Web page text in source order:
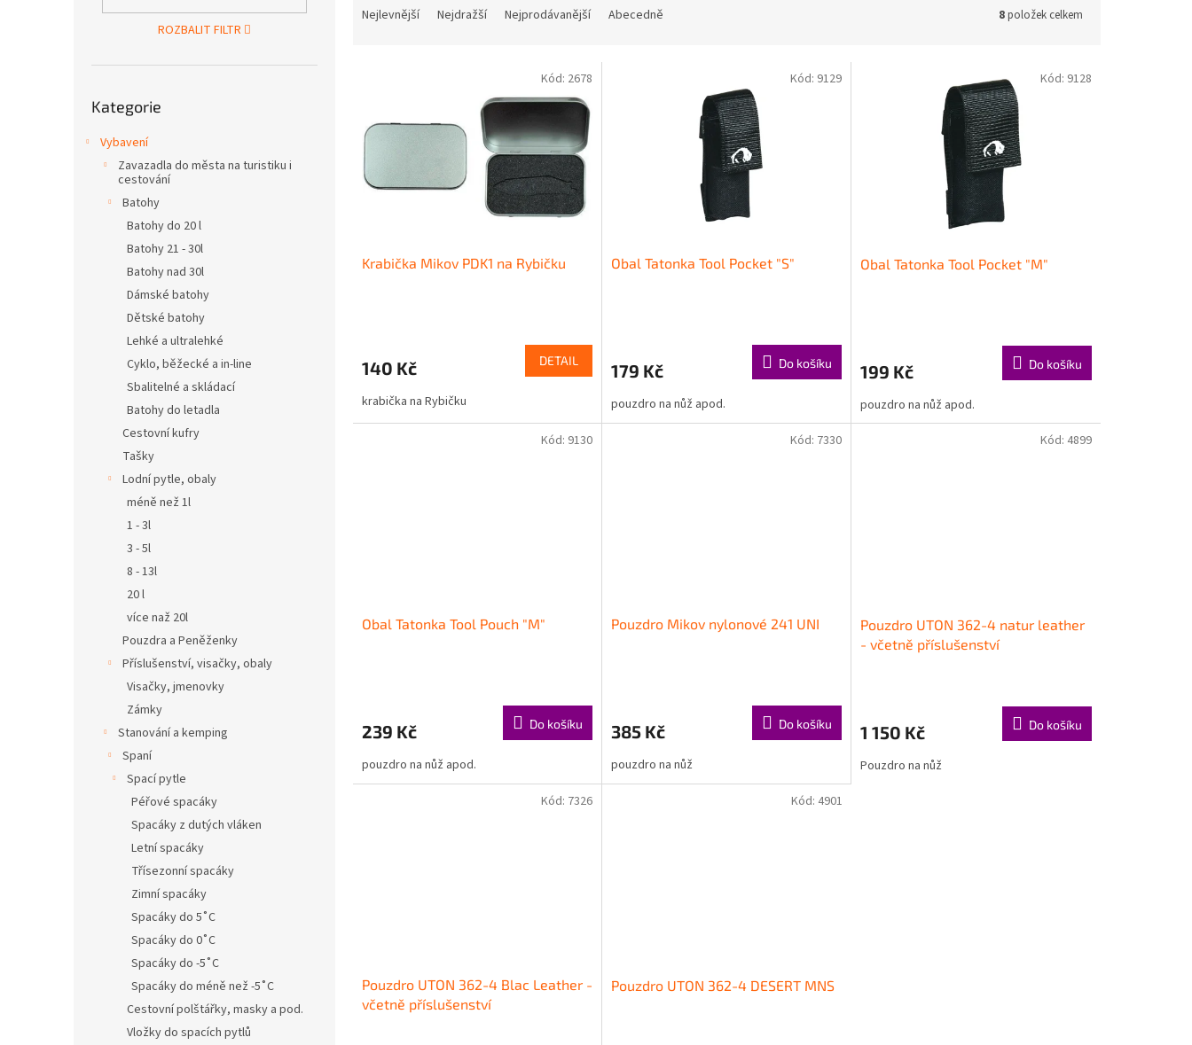
ROZBALIT FILTR
kategorie
Kategorie
Vybavení
Zavazadla do města na turistiku i
cestování
Batohy
Batohy do 20 l
Batohy 21 - 30l
Batohy nad 30l
Dámské batohy
Dětské batohy
Lehké a ultralehké
Cyklo, běžecké a in-line
Sbalitelné a skládací
Batohy do letadla
Cestovní kufry
Tašky
Lodní pytle, obaly
méně než 1l
1 - 3l
3 - 5l
8 - 13l
20 l
více naž 20l
Pouzdra a Peněženky
Příslušenství, visačky, obaly
Visačky, jmenovky
Zámky
Stanování a kemping
Spaní
Spací pytle
Péřové spacáky
Spacáky z dutých vláken
Letní spacáky
Třísezonní spacáky
Zimní spacáky
Spacáky do 5˚C
Spacáky do 0˚C
Spacáky do -5˚C
Spacáky do méně než -5˚C
Cestovní polštářky, masky a pod.
Vložky do spacích pytlů
Nejlevnější Nejdražší Nejprodávanější Abecedně 8položek celkem
Krabička Mikov PDK1 na Rybičku
140 Kč DETAIL
krabička na Rybičku
Kód: 2678
Obal Tatonka Tool Pocket "S"
179 Kč Do košíku
pouzdro na nůž apod.
Kód: 9129
Obal Tatonka Tool Pocket "M"
199 Kč Do košíku
pouzdro na nůž apod.
Kód: 9128
Obal Tatonka Tool Pouch "M"
239 Kč Do košíku
pouzdro na nůž apod.
Kód: 9130
Pouzdro Mikov nylonové 241 UNI
385 Kč Do košíku
pouzdro na nůž
Kód: 7330
Pouzdro UTON 362-4 natur leather
- včetně příslušenství
1 150 Kč Do košíku
Pouzdro na nůž
Kód: 4899
Pouzdro UTON 362-4 Blac Leather -
včetně příslušenství
Kód: 7326
Pouzdro UTON 362-4 DESERT MNS
Kód: 4901